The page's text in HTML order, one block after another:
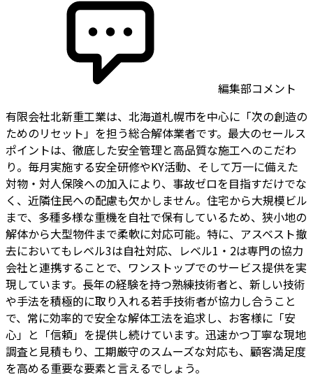
編集部コメント
有限会社北新重工業は、北海道札幌市を中心に「次の創造の
ためのリセット」を担う総合解体業者です。最大のセールス
ポイントは、徹底した安全管理と高品質な施工へのこだわ
り。毎月実施する安全研修やKY活動、そして万一に備えた
対物・対人保険への加入により、事故ゼロを目指すだけでな
く、近隣住民への配慮も欠かしません。住宅から大規模ビル
まで、多種多様な重機を自社で保有しているため、狭小地の
解体から大型物件まで柔軟に対応可能。特に、アスベスト撤
去においてもレベル3は自社対応、レベル1・2は専門の協力
会社と連携することで、ワンストップでのサービス提供を実
現しています。長年の経験を持つ熟練技術者と、新しい技術
や手法を積極的に取り入れる若手技術者が協力し合うこと
で、常に効率的で安全な解体工法を追求し、お客様に「安
心」と「信頼」を提供し続けています。迅速かつ丁寧な現地
調査と見積もり、工期厳守のスムーズな対応も、顧客満足度
を高める重要な要素と言えるでしょう。